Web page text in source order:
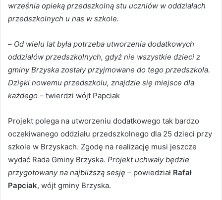
września opieką przedszkolną stu uczniów w oddziałach
przedszkolnych u nas w szkole.
– Od wielu lat była potrzeba utworzenia dodatkowych
oddziałów przedszkolnych, gdyż nie wszystkie dzieci z
gminy Brzyska zostały przyjmowane do tego przedszkola.
Dzięki nowemu przedszkolu, znajdzie się miejsce dla
każdego – twierdzi wójt Papciak
Projekt polega na utworzeniu dodatkowego tak bardzo
oczekiwanego oddziału przedszkolnego dla 25 dzieci przy
szkole w Brzyskach. Zgodę na realizację musi jeszcze
wydać Rada Gminy Brzyska. Projekt uchwały będzie
przygotowany na najbliższą sesję – powiedział Rafał
Papciak, wójt gminy Brzyska.